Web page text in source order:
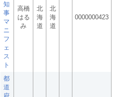
知
事
マ
ニ
フ
ェ
ス
ト
高橋
はる
み
北
海
道
北
海
道
0000000423
都
道